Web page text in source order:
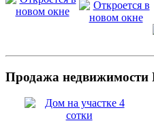
Продажа